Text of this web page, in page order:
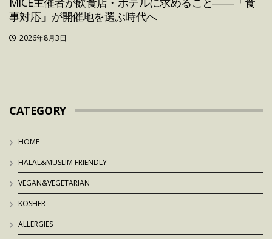
事対応」が開催地を選ぶ時代へ
2026年8月3日
CATEGORY
HOME
HALAL&MUSLIM FRIENDLY
VEGAN&VEGETARIAN
KOSHER
ALLERGIES